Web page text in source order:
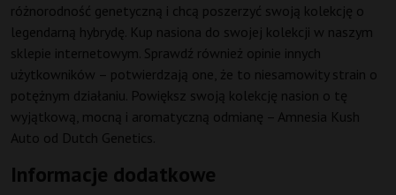
różnorodność genetyczną i chcą poszerzyć swoją kolekcję o
legendarną hybrydę. Kup nasiona do swojej kolekcji w naszym
sklepie internetowym. Sprawdź również opinie innych
użytkowników – potwierdzają one, że to niesamowity strain o
potężnym działaniu. Powiększ swoją kolekcję nasion o tę
wyjątkową, mocną i aromatyczną odmianę – Amnesia Kush
Auto od Dutch Genetics.
Informacje dodatkowe